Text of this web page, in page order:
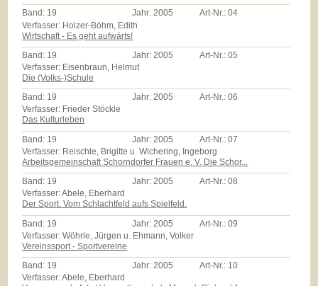
Band: 19 Jahr:2005 Art-Nr.:04
Verfasser: Holzer-Böhm, Edith
Wirtschaft - Es geht aufwärts!
Band: 19 Jahr: 2005 Art-Nr.:05
Verfasser: Eisenbraun, Helmut
Die (Volks-)Schule
Band: 19 Jahr:2005 Art-Nr.:06
Verfasser: Frieder Stöckle
Das Kulturleben
Band: 19 Jahr: 2005 Art-Nr.:07
Verfasser: Reischle, Brigitte u. Wichering, Ingeborg
Arbeitsgemeinschaft Schorndorfer Frauen e. V. Die Schor...
Band: 19 Jahr:2005 Art-Nr.:08
Verfasser: Abele, Eberhard
Der Sport. Vom Schlachtfeld aufs Spielfeld.
Band: 19 Jahr: 2005 Art-Nr.:09
Verfasser: Wöhrle, Jürgen u. Ehmann, Volker
Vereinssport - Sportvereine
Band: 19 Jahr:2005 Art-Nr.: 10
Verfasser: Abele, Eberhard